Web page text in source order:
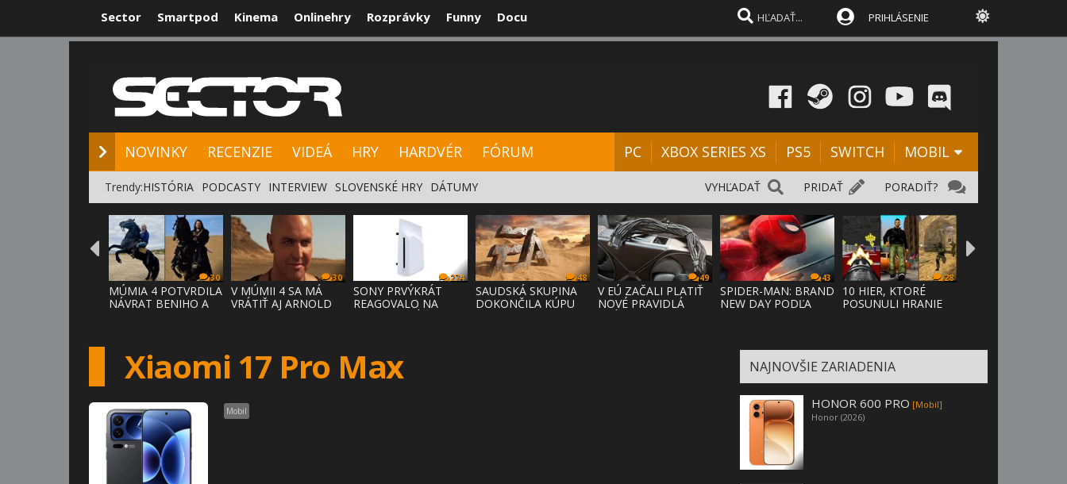
Sector Smartpod Kinema Onlinehry Rozprávky Funny Docu PRIHLÁSENIE
NOVINKY RECENZIE VIDEÁ HRY HARDVÉR FÓRUM PC XBOX SERIES XS PS5 SWITCH MOBIL
PORADIŤ?
PRIDAŤ
VYHĽADAŤ
Trendy:HISTÓRIA PODCASTY INTERVIEW SLOVENSKÉ HRY DÁTUMY
30
MÚMIA 4 POTVRDILA
NÁVRAT BENIHO A
30
V MÚMII 4 SA MÁ
VRÁTIŤ AJ ARNOLD
274
SONY PRVÝKRÁT
REAGOVALO NA
48
SAUDSKÁ SKUPINA
DOKONČILA KÚPU
49
V EÚ ZAČALI PLATIŤ
NOVÉ PRAVIDLÁ
43
SPIDER-MAN: BRAND
NEW DAY PODĽA
28
10 HIER, KTORÉ
POSUNULI HRANIE
Xiaomi 17 Pro Max
Mobil
NAJNOVŠIE ZARIADENIA
HONOR 600 PRO [Mobil]
Honor (2026)